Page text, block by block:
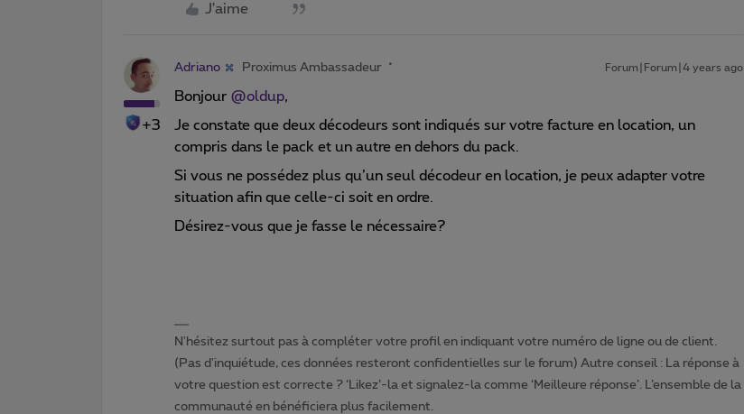
J'aime
+3
Adriano Proximus Ambassadeur Forum|Forum|4 years ago
Bonjour @oldup,
Je constate que deux décodeurs sont indiqués sur votre facture en location, un
compris dans le pack et un autre en dehors du pack.
Si vous ne possédez plus qu’un seul décodeur en location, je peux adapter votre
situation afin que celle-ci soit en ordre.
Désirez-vous que je fasse le nécessaire?
N'hésitez surtout pas à compléter votre profil en indiquant votre numéro de ligne ou de client.
(Pas d'inquiétude, ces données resteront confidentielles sur le forum) Autre conseil : La réponse à
votre question est correcte ? ‘Likez’-la et signalez-la comme ‘Meilleure réponse’. L’ensemble de la
communauté en bénéficiera plus facilement.